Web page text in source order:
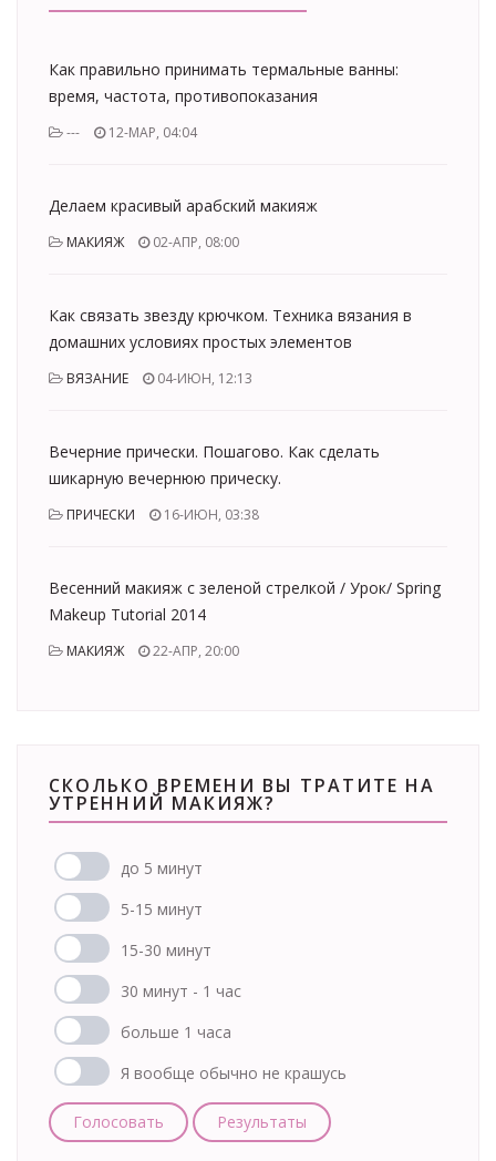
Как правильно принимать термальные ванны:
время, частота, противопоказания
--- 12-МАР, 04:04
Делаем красивый арабский макияж
МАКИЯЖ 02-АПР, 08:00
Как связать звезду крючком. Техника вязания в
домашних условиях простых элементов
ВЯЗАНИЕ 04-ИЮН, 12:13
Вечерние прически. Пошагово. Как сделать
шикарную вечернюю прическу.
ПРИЧЕСКИ 16-ИЮН, 03:38
Bесенний макияж с зеленой стрелкой / Урок/ Spring
Makeup Tutorial 2014
МАКИЯЖ 22-АПР, 20:00
СКОЛЬКО ВРЕМЕНИ ВЫ ТРАТИТЕ НА
УТРЕННИЙ МАКИЯЖ?
до 5 минут
5-15 минут
15-30 минут
30 минут - 1 час
больше 1 часа
Я вообще обычно не крашусь
Голосовать Результаты